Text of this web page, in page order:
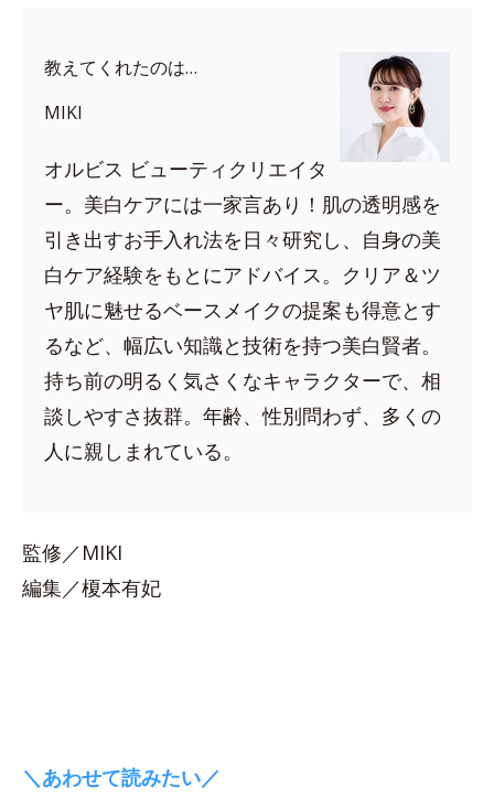
教えてくれたのは…
MIKI
オルビス ビューティクリエイタ
ー。美白ケアには一家言あり！肌の透明感を
引き出すお手入れ法を日々研究し、自身の美
白ケア経験をもとにアドバイス。クリア＆ツ
ヤ肌に魅せるベースメイクの提案も得意とす
るなど、幅広い知識と技術を持つ美白賢者。
持ち前の明るく気さくなキャラクターで、相
談しやすさ抜群。年齢、性別問わず、多くの
人に親しまれている。
監修／MIKI
編集／榎本有妃
＼あわせて読みたい／